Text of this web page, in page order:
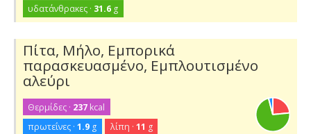
υδατάνθρακες · 31.6 g
Πίτα, Μήλο, Εμπορικά
παρασκευασμένο, Εμπλουτισμένο
αλεύρι
Θερμίδες · 237 kcal
πρωτεΐνες ·1.9 g λίπη · 11 g